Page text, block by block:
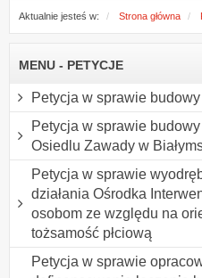
Aktualnie jesteś w: Strona główna
MENU - PETYCJE
Petycja w sprawie
Petycja w sprawie
Osiedlu Zawady w
Petycja w sprawie
działania Ośrodka
osobom ze względu na
tożsamość płciową
Petycja w sprawie